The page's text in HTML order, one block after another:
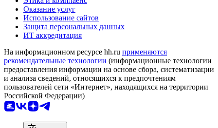
Оказание услуг
Использование сайтов
Защита персональных данных
ИТ аккредитация
На информационном ресурсе hh.ru применяются
рекомендательные технологии (информационные технологии
предоставления информации на основе сбора, систематизации
и анализа сведений, относящихся к предпочтениям
пользователей сети «Интернет», находящихся на территории
Российской Федерации)